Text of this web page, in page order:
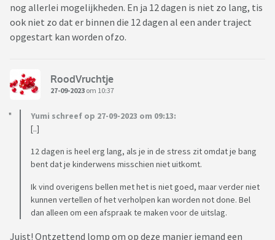
nog allerlei mogelijkheden. En ja 12 dagen is niet zo lang, tis
ook niet zo dat er binnen die 12 dagen al een ander traject
opgestart kan worden ofzo.
RoodVruchtje
27-09-2023 om 10:37
Yumi schreef op 27-09-2023 om 09:13:
[..]
12 dagen is heel erg lang, als je in de stress zit omdat je bang
bent dat je kinderwens misschien niet uitkomt.
Ik vind overigens bellen met het is niet goed, maar verder niet
kunnen vertellen of het verholpen kan worden not done. Bel
dan alleen om een afspraak te maken voor de uitslag.
Juist! Ontzettend lomp om op deze manier iemand een